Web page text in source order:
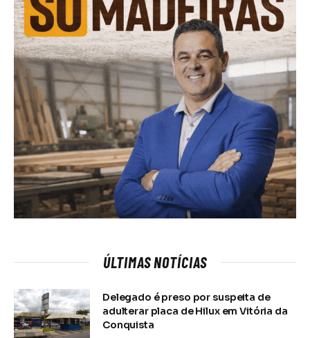
ÚLTIMAS NOTÍCIAS
Delegado é preso por suspeita de
adulterar placa de Hilux em Vitória da
Conquista